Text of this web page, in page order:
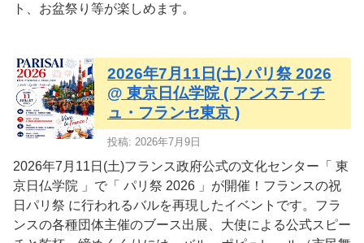
ト、お盆祭り等が楽しめます。
2026年7月11日(土) パリ祭 2026
@ 東京日仏学院 ( アンスティチ
ュ・フランセ東京 )
投稿: 2026年7月9日
2026年7月11日(土)フランス政府公式の文化センター「 東
京日仏学院 」で「 パリ祭 2026 」が開催！フランスの祝
日パリ祭 に行われるバルを再現したイベントです。フラ
ンスの各種団体主催のブース出展、大使による公式スピー